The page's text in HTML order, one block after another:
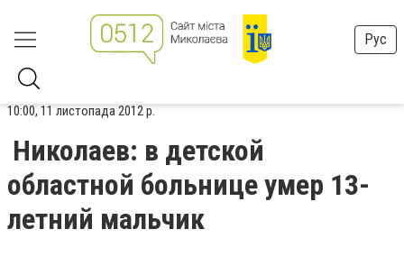
Рус
10:00, 11 листопада 2012 р.
Николаев: в детской
областной больнице умер 13-
летний мальчик